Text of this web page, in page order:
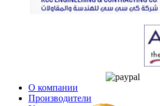
О компании
Производители